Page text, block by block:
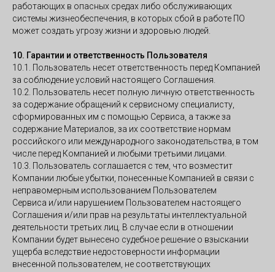
работающих в опасных средах либо обслуживающих
системы жизнеобеспечения, в которых сбой в работе ПО
может создать угрозу жизни и здоровью людей.
10. Гарантии и ответственность Пользователя
10.1. Пользователь несет ответственность перед Компанией
за соблюдение условий настоящего Соглашения.
10.2. Пользователь несет полную личную ответственность
за содержание обращений к сервисному специалисту,
сформированных им с помощью Сервиса, а также за
содержание Материалов, за их соответствие нормам
российского или международного законодательства, в том
числе перед Компанией и любыми третьими лицами.
10.3. Пользователь соглашается с тем, что возместит
Компании любые убытки, понесенные Компанией в связи с
неправомерным использованием Пользователем
Сервиса и/или нарушением Пользователем настоящего
Соглашения и/или прав на результаты интеллектуальной
деятельности третьих лиц. В случае если в отношении
Компании будет вынесено судебное решение о взыскании
ущерба вследствие недостоверности информации
внесенной пользователем, не соответствующих